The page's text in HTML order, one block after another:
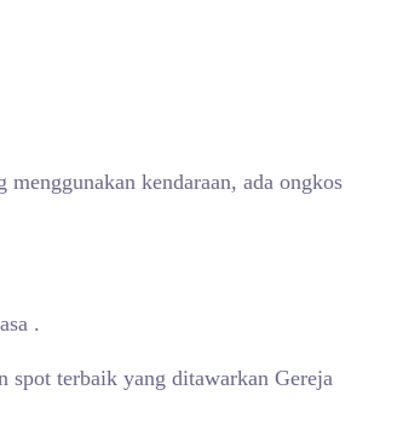
kendaraan, ada ongkos
.
spot terbaik yang ditawarkan Gereja